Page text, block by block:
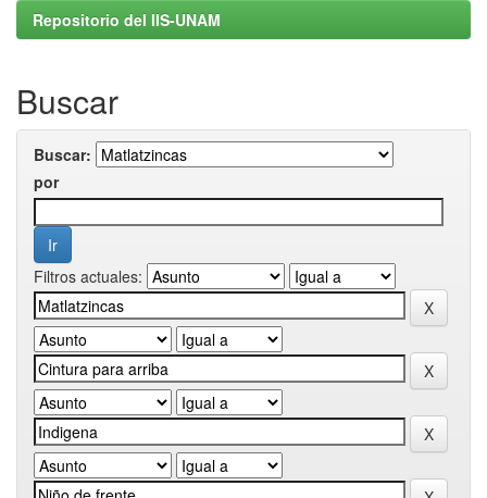
Repositorio del IIS-UNAM
Buscar
Buscar:
por
Filtros actuales: